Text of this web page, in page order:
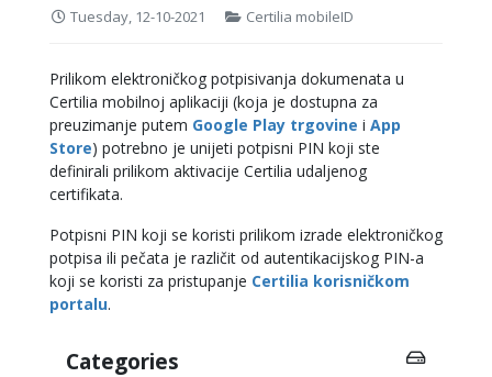
Tuesday, 12-10-2021 Certilia mobileID
Prilikom elektroničkog potpisivanja dokumenata u
Certilia mobilnoj aplikaciji (koja je dostupna za
preuzimanje putem Google Play trgovine i App
Store) potrebno je unijeti potpisni PIN koji ste
definirali prilikom aktivacije Certilia udaljenog
certifikata.
Potpisni PIN koji se koristi prilikom izrade elektroničkog
potpisa ili pečata je različit od autentikacijskog PIN-a
koji se koristi za pristupanje Certilia korisničkom
portalu.
Categories